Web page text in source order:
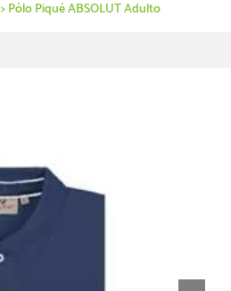
> Pólo Piqué ABSOLUT Adulto